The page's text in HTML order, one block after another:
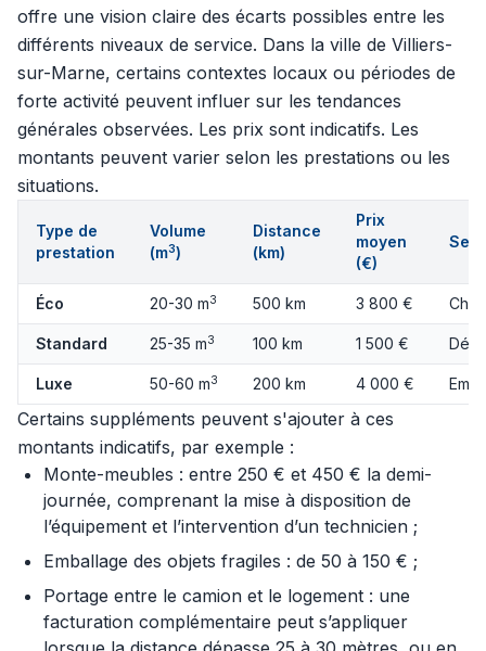
offre une vision claire des écarts possibles entre les
différents niveaux de service. Dans la ville de Villiers-
sur-Marne, certains contextes locaux ou périodes de
forte activité peuvent influer sur les tendances
générales observées. Les prix sont indicatifs. Les
montants peuvent varier selon les prestations ou les
situations.
Type de
prestation
Volume
(m3)
Distance
(km)
Prix
moyen
(€)
Éco 20-30 m3 500 km 3 800 €
Standard 25-35 m3 100 km 1 500 €
Luxe 50-60 m3 200 km 4 000 €
Certains suppléments peuvent s'ajouter à ces
montants indicatifs, par exemple :
Monte-meubles : entre 250 € et 450 € la demi-
journée, comprenant la mise à disposition de
l’équipement et l’intervention d’un technicien ;
Emballage des objets fragiles : de 50 à 150 € ;
Portage entre le camion et le logement : une
facturation complémentaire peut s’appliquer